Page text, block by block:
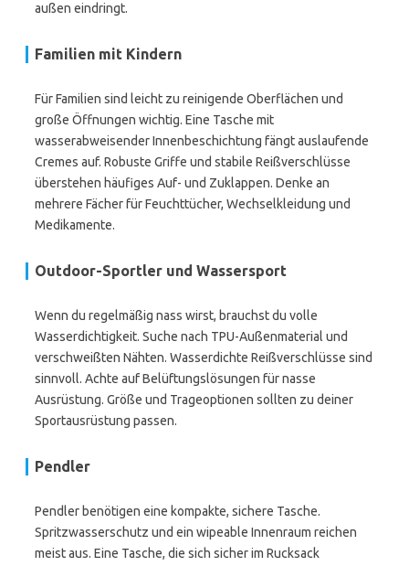
außen eindringt.
Familien mit Kindern
Für Familien sind leicht zu reinigende Oberflächen und
große Öffnungen wichtig. Eine Tasche mit
wasserabweisender Innenbeschichtung fängt auslaufende
Cremes auf. Robuste Griffe und stabile Reißverschlüsse
überstehen häufiges Auf- und Zuklappen. Denke an
mehrere Fächer für Feuchttücher, Wechselkleidung und
Medikamente.
Outdoor-Sportler und Wassersport
Wenn du regelmäßig nass wirst, brauchst du volle
Wasserdichtigkeit. Suche nach TPU-Außenmaterial und
verschweißten Nähten. Wasserdichte Reißverschlüsse sind
sinnvoll. Achte auf Belüftungslösungen für nasse
Ausrüstung. Größe und Trageoptionen sollten zu deiner
Sportausrüstung passen.
Pendler
Pendler benötigen eine kompakte, sichere Tasche.
Spritzwasserschutz und ein wipeable Innenraum reichen
meist aus. Eine Tasche, die sich sicher im Rucksack